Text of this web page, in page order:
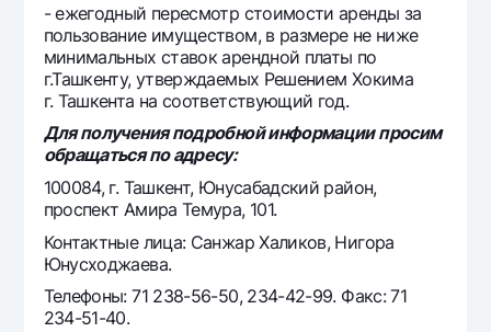
- ежегодный пересмотр стоимости аренды за
пользование имуществом, в размере не ниже
минимальных ставок арендной платы по
г.Ташкенту, утверждаемых Решением Хокима
г. Ташкента на соответствующий год.
Для получения подробной информации просим
обращаться по адресу:
100084, г. Ташкент, Юнусабадский район,
проспект Амира Темура, 101.
Контактные лица: Санжар Халиков, Нигора
Юнусходжаева.
Телефоны: 71 238-56-50, 234-42-99. Факс: 71
234-51-40.